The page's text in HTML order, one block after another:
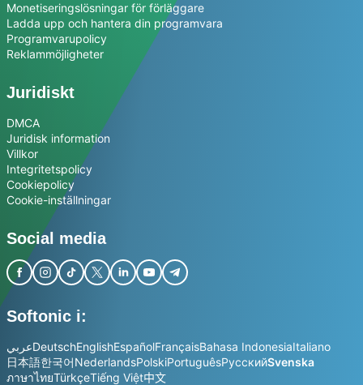
Monetiseringslösningar för förläggare
Ladda upp och hantera din programvara
Programvarupolicy
Reklammöjligheter
Juridiskt
DMCA
Juridisk information
Villkor
Integritetspolicy
Cookiepolicy
Cookie-inställningar
Social media
Softonic i:
عربيDeutschEnglishEspañolFrançaisBahasa IndonesiaItaliano
日本語한국어NederlandsPolskiPortuguêsРусскийSvenska
ภาษาไทยTürkçeTiếng Việt中文